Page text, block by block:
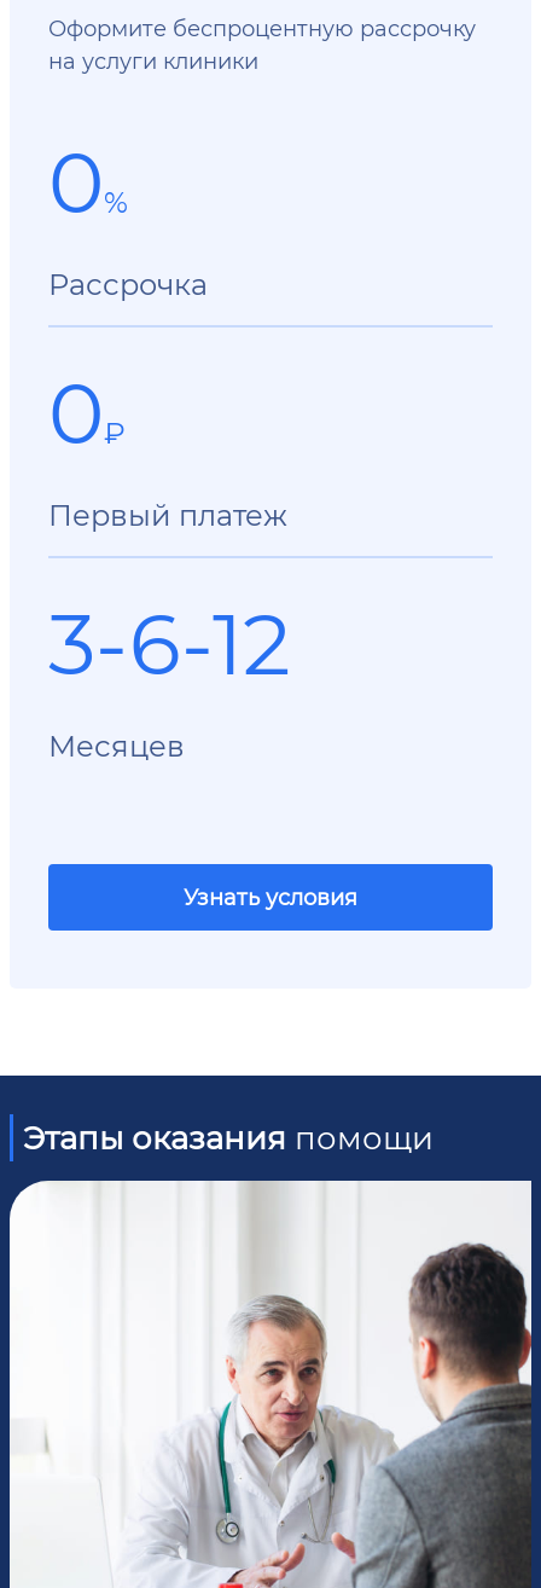
Оформите беспроцентную рассрочку
на услуги клиники
0%
Рассрочка
0₽
Первый платеж
3-6-12
Месяцев
Узнать условия
Этапы оказания помощи